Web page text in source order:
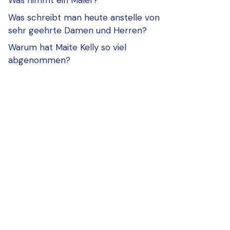
Was schreibt man heute anstelle von
sehr geehrte Damen und Herren?
Warum hat Maite Kelly so viel
abgenommen?